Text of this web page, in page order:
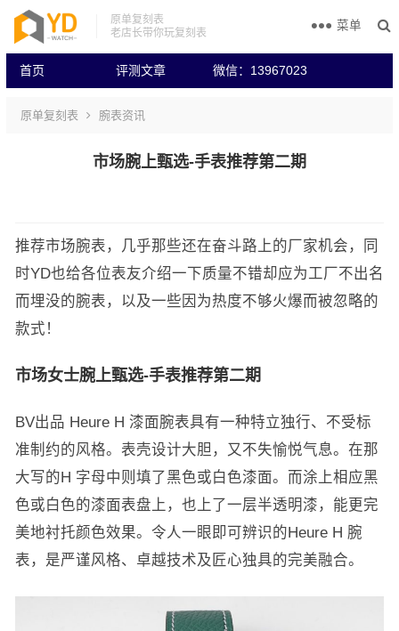
原单复刻表
老店长带你玩复刻表
首页 评测文章 微信：13967023
菜单
原单复刻表 腕表资讯
市场腕上甄选-手表推荐第二期
推荐市场腕表，几乎那些还在奋斗路上的厂家机会，同
时YD也给各位表友介绍一下质量不错却应为工厂不出名
而埋没的腕表，以及一些因为热度不够火爆而被忽略的
款式！
市场女士腕上甄选-手表推荐第二期
BV出品 Heure H 漆面腕表具有一种特立独行、不受标
准制约的风格。表壳设计大胆，又不失愉悦气息。在那
大写的H 字母中则填了黑色或白色漆面。而涂上相应黑
色或白色的漆面表盘上，也上了一层半透明漆，能更完
美地衬托颜色效果。令人一眼即可辨识的Heure H 腕
表，是严谨风格、卓越技术及匠心独具的完美融合。